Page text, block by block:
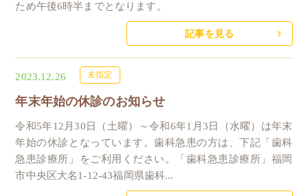
ため午後6時半までとなります。
記事を見る
2023.12.26 未指定
年末年始の休診のお知らせ
令和5年12月30日（土曜）～令和6年1月3日（水曜）は年末
年始の休診となっています。歯科急患の方は、下記「歯科
急患診療所」をご利用ください。「歯科急患診療所」福岡
市中央区大名1-12-43福岡県歯科...